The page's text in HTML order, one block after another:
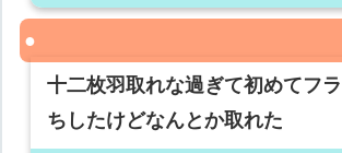
十二枚羽取れな過ぎて初めてフ
ちしたけどなんとか取れた